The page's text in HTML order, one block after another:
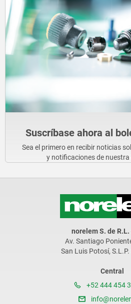
Suscríbase ahora al
Sea el primero en recibir noticias
y notificaciones de nuestra
norelem S. de R.L.
Av. Santiago
San Luis Potosí,
Central
+52 444 454